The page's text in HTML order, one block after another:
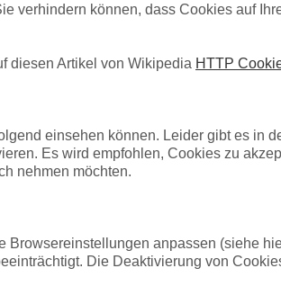
verhindern können, dass Cookies auf
diesen Artikel von Wikipedia HTTP
einsehen können. Leider gibt es in
Es wird empfohlen, Cookies zu
nehmen möchten.
anpassen (siehe
Die Deaktivierung von